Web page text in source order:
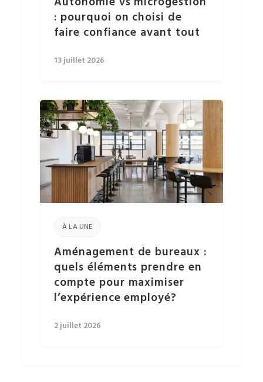
: pourquoi on choisi de
faire confiance avant tout
13 juillet 2026
À LA UNE
Aménagement de bureaux :
quels éléments prendre en
compte pour maximiser
l’expérience employé?
2 juillet 2026